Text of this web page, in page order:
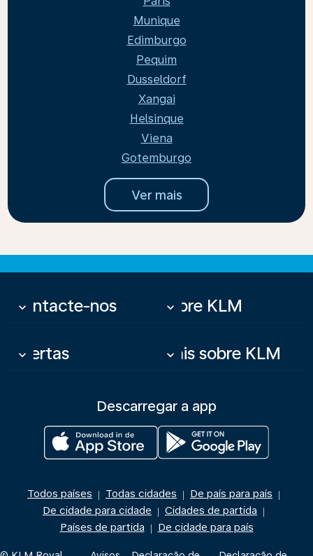
Munique
Edimburgo
Pequim
Dusseldorf
Xangai
Helsinque
Viena
Gotemburgo
Ver mais
Contacte-nos
keyboard_arrow_down Sobre KLM
keyboard_arrow_down
Ofertas
keyboard_arrow_down Mais sobre KLM
keyboard_arrow_down
Descarregar a app
Todos países | Todas cidades | De país para país |
De cidade para cidade | Cidades de partida |
Países de partida | De cidade para país